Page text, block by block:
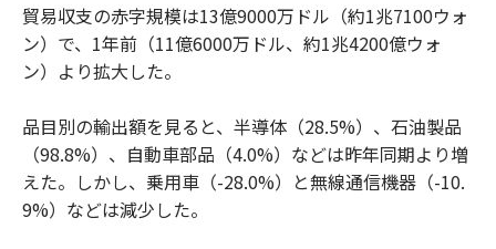
貿易収支の赤字規模は13億9000万ドル（約1兆7100ウォ
ン）で、1年前（11億6000万ドル、約1兆4200億ウォ
ン）より拡大した。
品目別の輸出額を見ると、半導体（28.5%）、石油製品
（98.8%）、自動車部品（4.0%）などは昨年同期より増
えた。しかし、乗用車（-28.0%）と無線通信機器（-10.
9%）などは減少した。